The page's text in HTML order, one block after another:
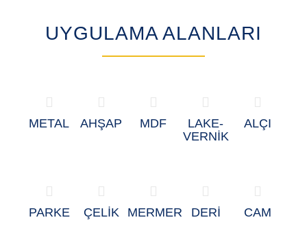
UYGULAMA ALANLARI
METAL AHŞAP MDF
LAKE-
VERNİK
ALÇI
PARKE ÇELİK MERMER DERİ CAM